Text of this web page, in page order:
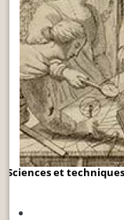
Sciences et